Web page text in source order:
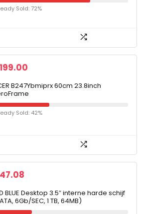
Sold: 72%
199.00
B247Ybmiprx 60cm 23.8inch
Sold: 42%
47.08
BLUE Desktop 3.5″ interne harde schijf
6Gb/SEC, 1 TB, 64MB)